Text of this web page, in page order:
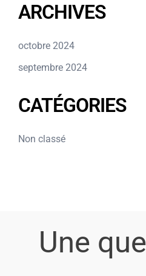
ARCHIVES
octobre 2024
septembre 2024
CATÉGORIES
Non classé
Une